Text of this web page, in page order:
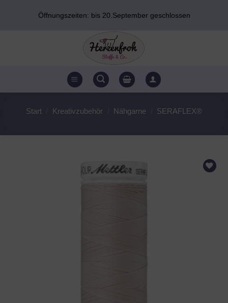
Öffnungszeiten: bis 20.September geschlossen
Start Kreativzubehör Nähgarne SERAFLEX®